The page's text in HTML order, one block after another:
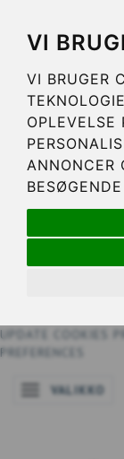
VI
VI BRUGER
OPLEVELSE
ANNONCER
UPDATE COOKIES
PREFERENCES
VAIHDA
VALIKKO